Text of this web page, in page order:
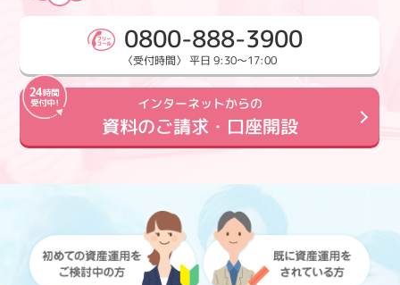
0800-888-3900
〈受付時間〉 平日 9:30～17:00
インターネットからの
資料のご請求・口座開設